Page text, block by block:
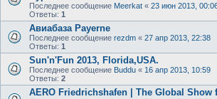
Последнее сообщение Meerkat « 23 июн 2013,
Ответы: 1
Авиабаза Payerne
Последнее сообщение rezdm « 27 апр 2013, 22:38
Ответы: 1
Sun'n'Fun 2013, Florida,USA.
Последнее сообщение Buddu « 16 апр 2013, 10:59
Ответы: 2
AERO Friedrichshafen | The Global Show